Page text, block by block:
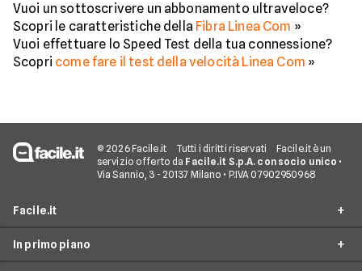
Vuoi un sottoscrivere un abbonamento ultraveloce?
Scopri le caratteristiche della Fibra Linea Com »
Vuoi effettuare lo Speed Test della tua connessione?
Scopri come fare il test della velocità Linea Com »
© 2026 Facile.it Tutti i diritti riservati
Facile.it è un
servizio offerto da Facile.it S.p.A. con socio unico •
Via Sannio, 3 - 20137 Milano • P.IVA 07902950968
Facile.it
Assicurazioni
In primo piano